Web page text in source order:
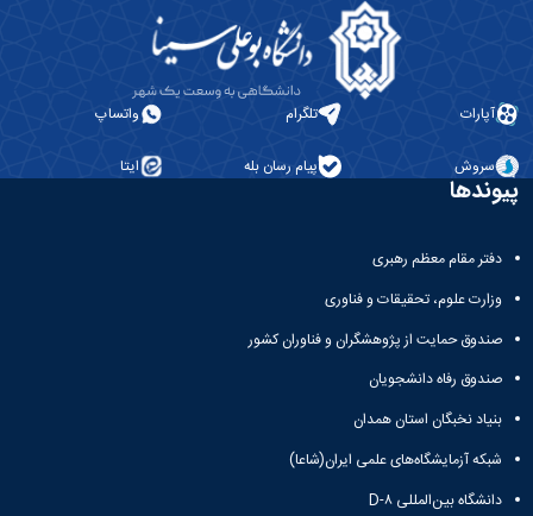
آپارات تلگرام واتساپ
سروش پیام رسان بله ایتا
پیوندها
دفتر مقام معظم رهبری
وزارت علوم، تحقیقات و فناوری
صندوق حمایت از پژوهشگران و فناوران کشور
صندوق رفاه دانشجویان
بنیاد نخبگان استان همدان
شبکه آزمایشگاه‌های علمی ایران(شاعا)
دانشگاه بین‌المللی D-۸